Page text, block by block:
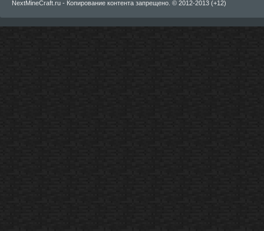
NextMineCraft.ru - Копирование контента запрещено. © 2012-2013 (+12)